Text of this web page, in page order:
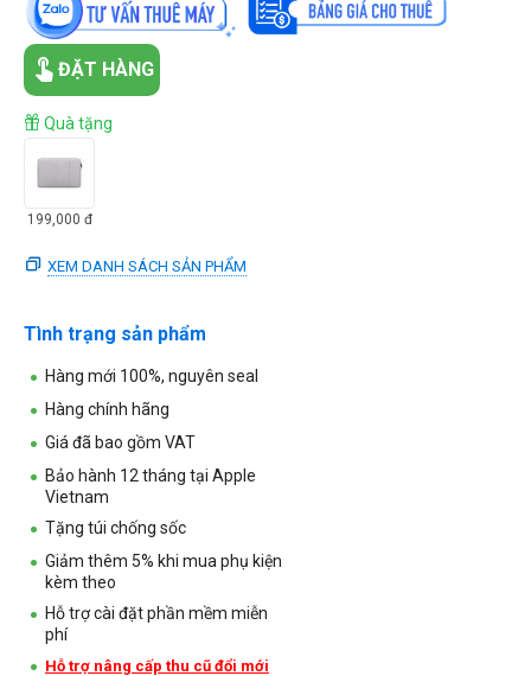
ĐẶT HÀNG
Quà tặng
199,000 đ
XEM DANH SÁCH SẢN PHẨM
Tình trạng sản phẩm
Hàng mới 100%, nguyên seal
Hàng chính hãng
Giá đã bao gồm VAT
Bảo hành 12 tháng tại Apple
Vietnam
Tặng túi chống sốc
Giảm thêm 5% khi mua phụ kiện
kèm theo
Hỗ trợ cài đặt phần mềm miễn
phí
Hỗ trợ nâng cấp thu cũ đổi mới